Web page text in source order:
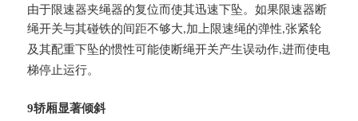
由于限速器夹绳器的复位而使其迅速下坠。如果限速器断
绳开关与其碰铁的间距不够大,加上限速绳的弹性,张紧轮
及其配重下坠的惯性可能使断绳开关产生误动作,进而使电
梯停止运行。
9轿厢显著倾斜